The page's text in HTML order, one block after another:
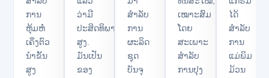
ການ
ຫຸ້ມຫໍ່
ເຄິ່ງຕົວ
ນຳຂັ້ນ
ສູງ
ວ່າມີ
ປະສິດທິພາບ
ສູງ.
ມັນເປັນ
ຂອງ
ສຳລັບ
ການ
ຜະລິດ
ຊຸດ
ບັນຈຸ
ເໝາະສົມ
ໂດຍ
ສະເພາະ
ສຳລັບ
ການປຸງ
ໄດ້
ສຳລັບ
ການ
ແມ່ພິມ
ມ້ວນ